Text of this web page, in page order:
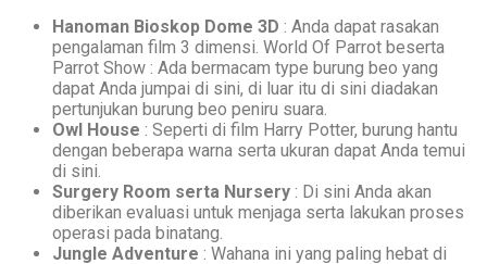
Hanoman Bioskop Dome 3D : Anda dapat rasakan
pengalaman film 3 dimensi. World Of Parrot beserta
Parrot Show : Ada bermacam type burung beo yang
dapat Anda jumpai di sini, di luar itu di sini diadakan
pertunjukan burung beo peniru suara.
Owl House : Seperti di film Harry Potter, burung hantu
dengan beberapa warna serta ukuran dapat Anda temui
di sini.
Surgery Room serta Nursery : Di sini Anda akan
diberikan evaluasi untuk menjaga serta lakukan proses
operasi pada binatang.
Jungle Adventure : Wahana ini yang paling hebat di